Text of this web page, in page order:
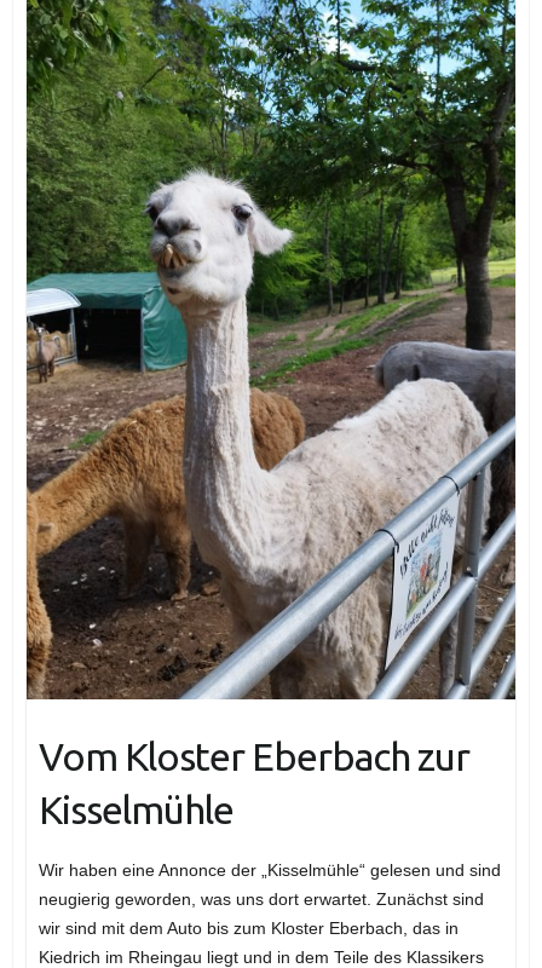
Vom Kloster Eberbach zur
Kisselmühle
Wir haben eine Annonce der „Kisselmühle“ gelesen und sind
neugierig geworden, was uns dort erwartet. Zunächst sind
wir sind mit dem Auto bis zum Kloster Eberbach, das in
Kiedrich im Rheingau liegt und in dem Teile des Klassikers